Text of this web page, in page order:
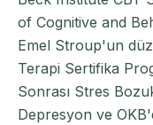
of Cognitive and
Emel Stroup'un
Terapi Sertifika
Sonrası Stres
Depresyon ve